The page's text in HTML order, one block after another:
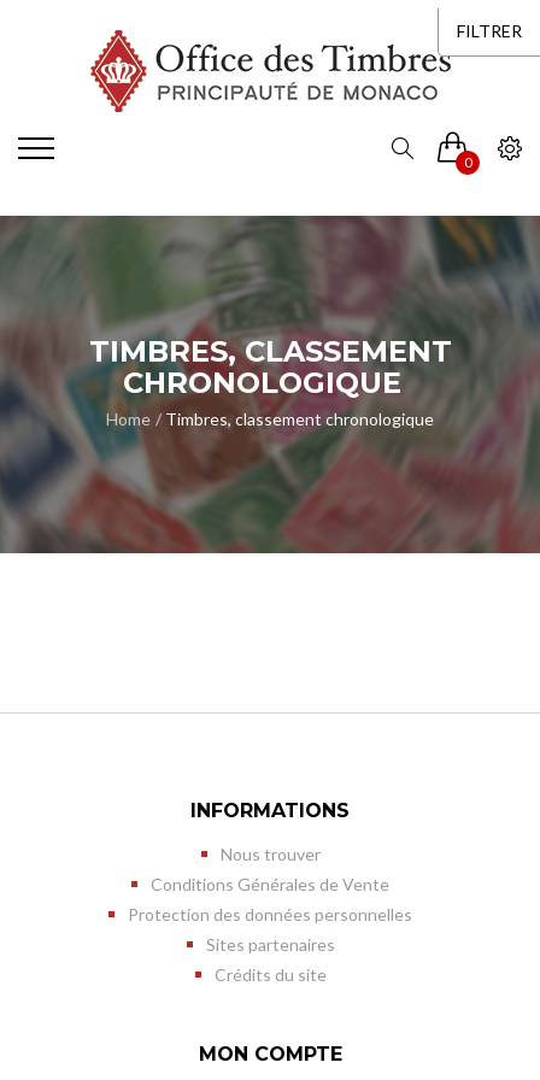
FILTRER
0
TIMBRES, CLASSEMENT
CHRONOLOGIQUE
Home Timbres, classement chronologique
INFORMATIONS
Nous trouver
Conditions Générales de Vente
Protection des données personnelles
Sites partenaires
Crédits du site
MON COMPTE